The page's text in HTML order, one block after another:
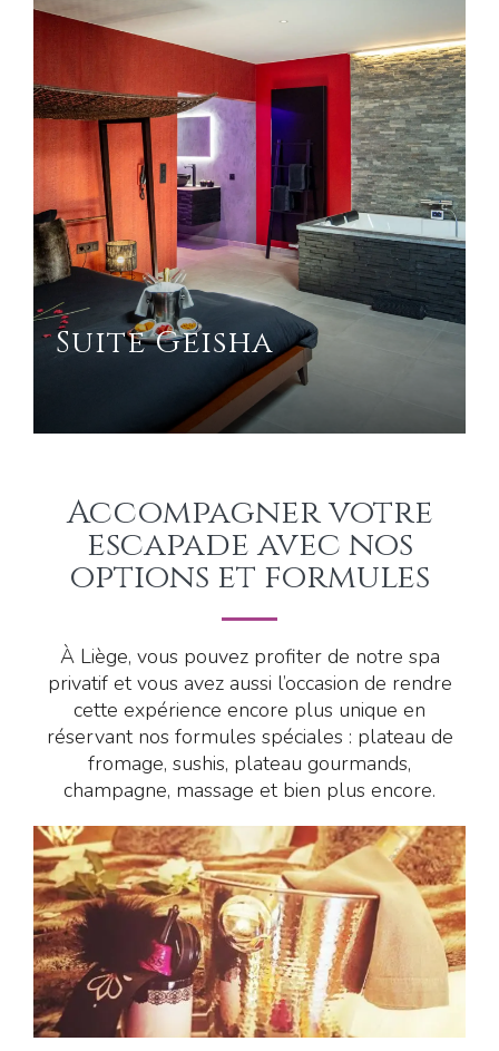
Suite Geisha
Accompagner votre
escapade avec nos
options et formules
À Liège, vous pouvez profiter de notre spa
privatif et vous avez aussi l’occasion de rendre
cette expérience encore plus unique en
réservant nos formules spéciales : plateau de
fromage, sushis, plateau gourmands,
champagne, massage et bien plus encore.
PACK COQUIN